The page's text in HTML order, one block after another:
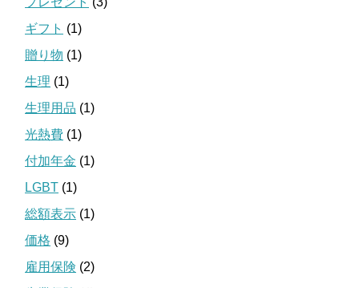
ギフト (1)
贈り物 (1)
生理 (1)
生理用品 (1)
光熱費 (1)
付加年金 (1)
LGBT (1)
総額表示 (1)
価格 (9)
雇用保険 (2)